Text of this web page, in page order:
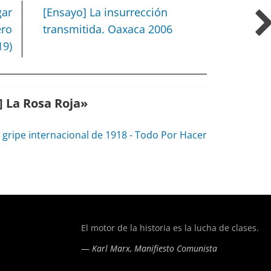
[Ensayo] La insurrección
transmitida. Oaxaca 2006
Rosa Roja»
internacional de 1918 - Todo Por Hacer
El motor de la historia es la lucha de clases.
— Karl Marx, Manifiesto Comunista